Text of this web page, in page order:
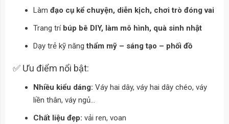
Làm đạo cụ kể chuyện, diễn kịch, chơi trò đóng vai
Trang trí búp bê DIY, làm mô hình, quà sinh nhật
Dạy trẻ kỹ năngthẩm mỹ – sáng tạo – phối đồ
✅ Ưu điểm nổi bật:
Nhiều kiểu dáng: Váy hai dây, váy hai dây chéo, váy
liền thân, váy ngủ...
Chất liệu đẹp: vải ren, voan